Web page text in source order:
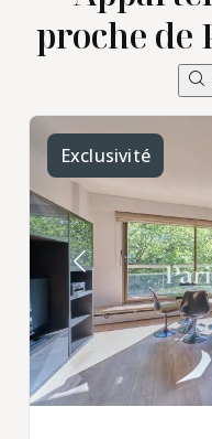
proche de
Exclusivité